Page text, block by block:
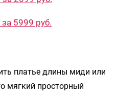
5999 руб.
платье длины миди или
мягкий просторный